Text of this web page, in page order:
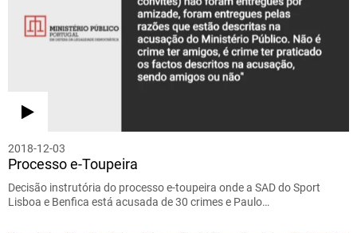
2018-12-03
Processo e-Toupeira
Decisão instrutória do processo e-toupeira onde a SAD do Sport
Lisboa e Benfica está acusada de 30 crimes e Paulo…